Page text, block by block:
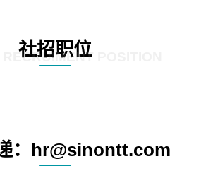
社招职位
RECRUIMENT POSITION
：hr@sinontt.com